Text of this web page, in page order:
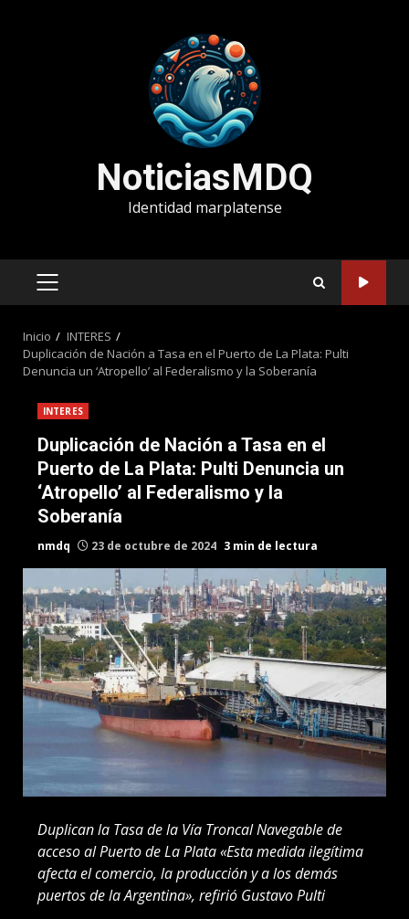
NoticiasMDQ
Identidad marplatense
MENÚ
Inicio
INTERES
Duplicación de Nación a Tasa en el Puerto de La Plata: Pulti
Denuncia un ‘Atropello’ al Federalismo y la Soberanía
INTERES
Duplicación de Nación a Tasa en el
Puerto de La Plata: Pulti Denuncia un
‘Atropello’ al Federalismo y la
Soberanía
nmdq 23 de octubre de 2024 3 min de lectura
Duplican la Tasa de la Vía Troncal Navegable de
acceso al Puerto de La Plata «Esta medida ilegítima
afecta el comercio, la producción y a los demás
puertos de la Argentina», refirió Gustavo Pulti